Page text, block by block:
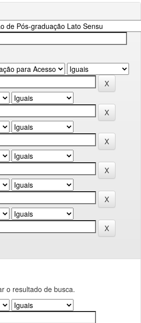
o resultado de busca.